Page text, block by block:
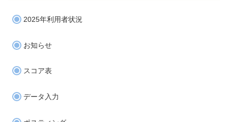
2025年利用者状況
お知らせ
スコア表
データ入力